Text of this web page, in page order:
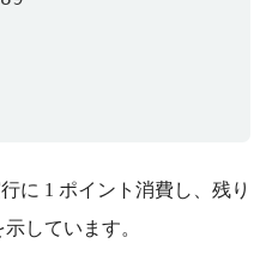
に 1 ポイント消費し、残り
しています。